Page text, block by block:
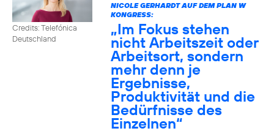
Credits: Telefónica
Deutschland
NICOLE GERHARDT AUF DEM PLAN W
KONGRESS:
„Im Fokus stehen
nicht Arbeitszeit oder
Arbeitsort, sondern
mehr denn je
Ergebnisse,
Produktivität und die
Bedürfnisse des
Einzelnen“